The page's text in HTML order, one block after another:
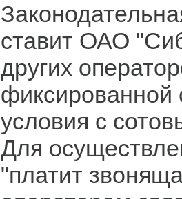
ставит ОАО
других
фиксированной
условия с
Для
"платит